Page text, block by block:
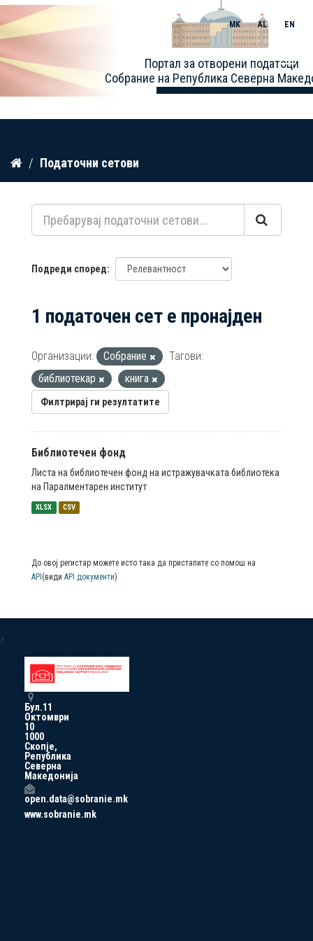
Прескокнете
содржина
Портал за отворени податоци
Собрание на Република Северна
MK AL EN
Toggle
Податочни сетови
Подреди според
1 податочен сет е пронајден
Организации: Собрание
Тагови:
библиотекар
книга
Филтрирај ги резултатите
Библиотечен фонд
Листа на библиотечен фонд на истражувачката библиотека
на Паралментарен институт
XLSX CSV
До овој регистар можете исто така да пристапите со помош на
API (види API документи)
a
Бул.11
Октомври
10
1000
Скопје,
Република
Северна
Македонија
open.data@sobranie.mk
www.sobranie.mk